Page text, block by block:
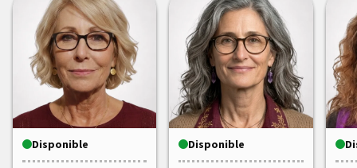
Disponible Disponible